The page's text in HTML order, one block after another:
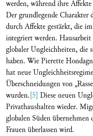
werden, während ihre
Der grundlegende Charakter
durch Affekte gestärkt, die
integriert werden.
globaler Ungleichheiten, die
haben. Wie Pierette
hat neue
Überschneidungen von
wurden.[5] Diese neuen
Privathaushalten wieder.
globalen Süden
Frauen überlassen wird.